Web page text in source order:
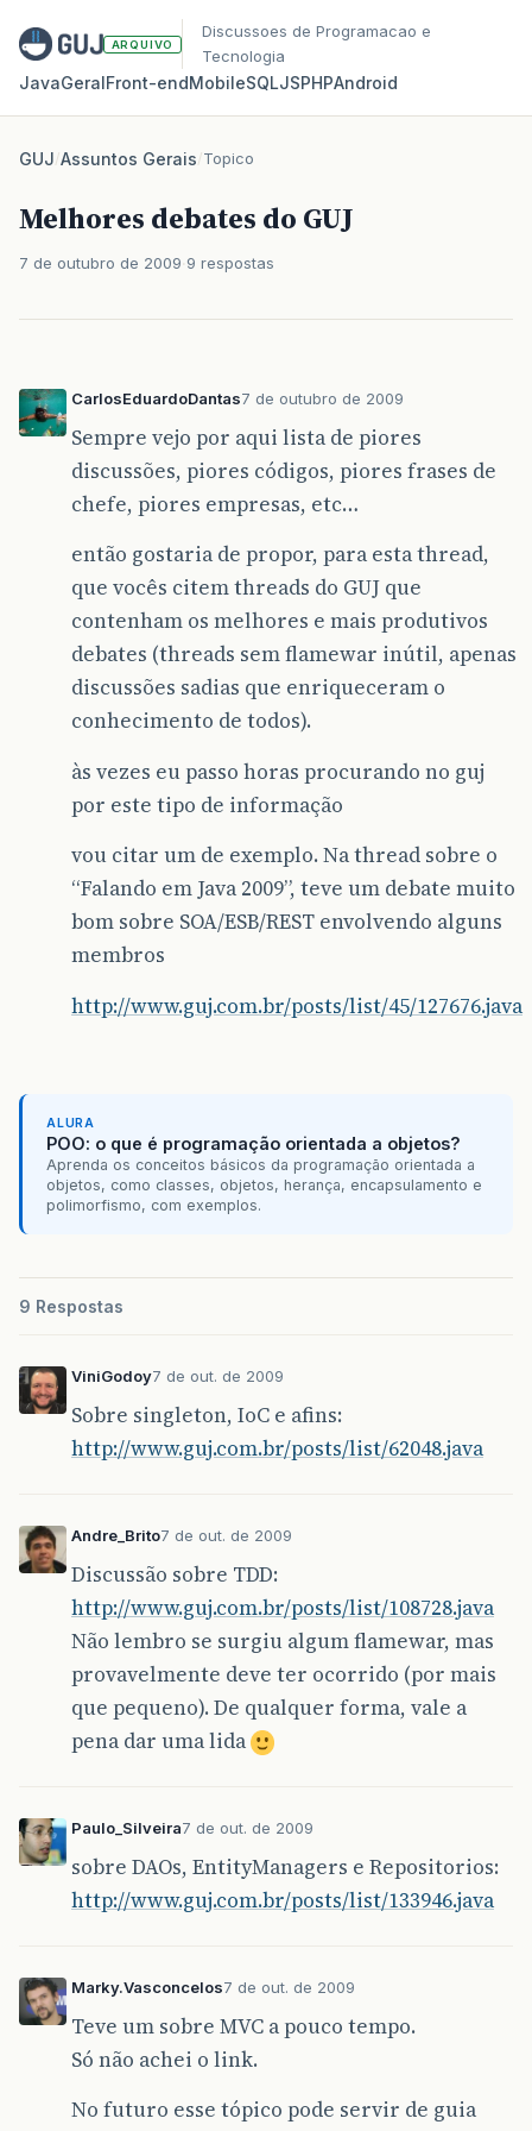
ARQUIVO
Discussoes de Programacao e
Tecnologia
JavaGeralFront‑endMobileSQLJSPHPAndroid
GUJ/Assuntos Gerais/Topico
Melhores debates do GUJ
7 de outubro de 2009 9 respostas
CarlosEduardoDantas7 de outubro de 2009
Sempre vejo por aqui lista de piores
discussões, piores códigos, piores frases de
chefe, piores empresas, etc…
então gostaria de propor, para esta thread,
que vocês citem threads do GUJ que
contenham os melhores e mais produtivos
debates (threads sem flamewar inútil, apenas
discussões sadias que enriqueceram o
conhecimento de todos).
às vezes eu passo horas procurando no guj
por este tipo de informação
vou citar um de exemplo. Na thread sobre o
“Falando em Java 2009”, teve um debate muito
bom sobre SOA/ESB/REST envolvendo alguns
membros
http://www.guj.com.br/posts/list/45/127676.java
ALURA
POO: o que é programação orientada a objetos?
Aprenda os conceitos básicos da programação orientada a
objetos, como classes, objetos, herança, encapsulamento e
polimorfismo, com exemplos.
9 Respostas
ViniGodoy7 de out. de 2009
Sobre singleton, IoC e afins:
http://www.guj.com.br/posts/list/62048.java
Andre_Brito7 de out. de 2009
Discussão sobre TDD:
http://www.guj.com.br/posts/list/108728.java
Não lembro se surgiu algum flamewar, mas
provavelmente deve ter ocorrido (por mais
que pequeno). De qualquer forma, vale a
pena dar uma lida
Paulo_Silveira7 de out. de 2009
sobre DAOs, EntityManagers e Repositorios:
http://www.guj.com.br/posts/list/133946.java
Marky.Vasconcelos7 de out. de 2009
Teve um sobre MVC a pouco tempo.
Só não achei o link.
No futuro esse tópico pode servir de guia